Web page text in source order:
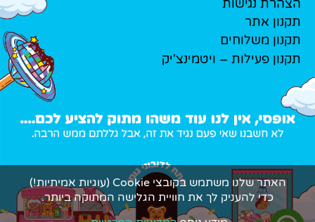
הצהרת נגישות
תקנון אתר
תקנון משלוחים
תקנון פעילות – ויטמינצ'יק
האתר שלנו משתמש בקובצי Cookie (עוגיות אמיתיות!)
כדי להעניק לך את חוויית הגלישה המתוקה ביותר.